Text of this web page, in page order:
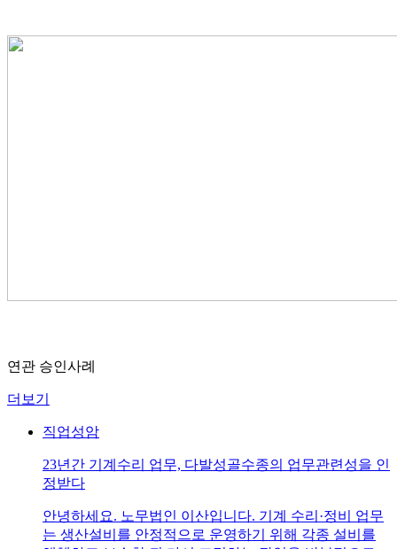
연관 승인사례
더보기
직업성암
23년간 기계수리 업무, 다발성골수종의 업무관련성을 인
정받다
안녕하세요. 노무법인 이산입니다. 기계 수리·정비 업무
는 생산설비를 안정적으로 운영하기 위해 각종 설비를